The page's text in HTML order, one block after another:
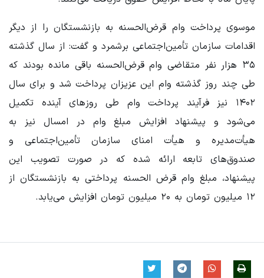
موسوی پرداخت وام قرض‌الحسنه به بازنشستگان را از دیگر
اقدامات سازمان تأمین‌اجتماعی برشمرد و گفت: از سال گذشته
۳۵ هزار نفر متقاضی وام قرض‌الحسنه باقی مانده بودند که
طی چند روز گذشته وام این عزیزان پرداخت شد و برای سال
۱۴۰۲ نیز فرآیند پرداخت وام طی روزهای آینده تکمیل
می‌شود و پیشنهاد افزایش مبلغ وام در امسال نیز به
هیأت‌مدیره و هیأت امنای سازمان تأمین‌اجتماعی و
صندوق‌های تابعه ارائه شده که در صورت تصویب این
پیشنهاد، مبلغ وام قرض الحسنه پرداختی به بازنشستگان از
۱۲ میلیون تومان به ۲۰ میلیون تومان افزایش می‌یابد.